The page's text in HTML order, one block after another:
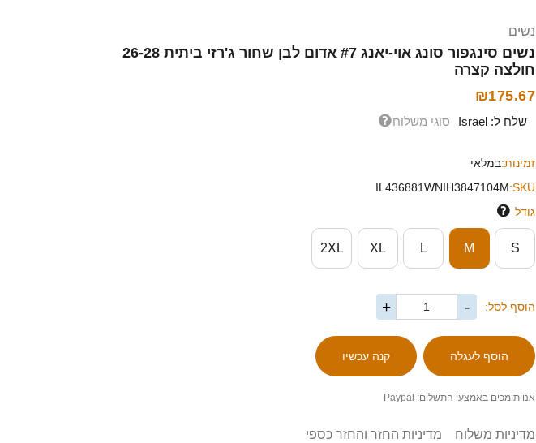
נשים
נשים סינגפור סונג אוי-יאנג #7 אדום לבן שחור ג'רזי ביתית 26-28
חולצה קצרה
₪175.67
שלח ל: Israel סוגי משלוח
זמינות:במלאי
SKU:
IL436881WNIH3847104M
גודל
S
M
L
XL
2XL
הוסף לסל: -
+
אנו תומכים באמצעי התשלום: Paypal
מדיניות משלוח מדיניות החזר והחזר כספי